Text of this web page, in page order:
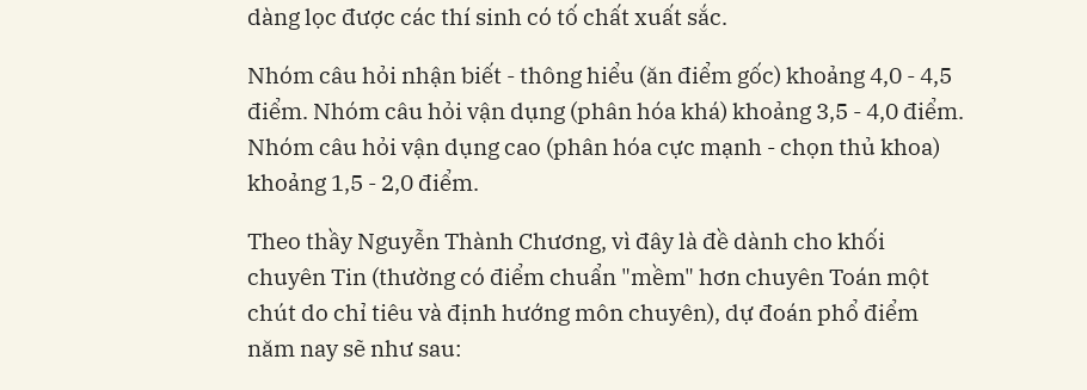
dàng lọc được các thí sinh có tố chất xuất sắc.
Nhóm câu hỏi nhận biết - thông hiểu (ăn điểm gốc) khoảng 4,0 - 4,5
điểm. Nhóm câu hỏi vận dụng (phân hóa khá) khoảng 3,5 - 4,0 điểm.
Nhóm câu hỏi vận dụng cao (phân hóa cực mạnh - chọn thủ khoa)
khoảng 1,5 - 2,0 điểm.
Theo thầy Nguyễn Thành Chương, vì đây là đề dành cho khối
chuyên Tin (thường có điểm chuẩn "mềm" hơn chuyên Toán một
chút do chỉ tiêu và định hướng môn chuyên), dự đoán phổ điểm
năm nay sẽ như sau: